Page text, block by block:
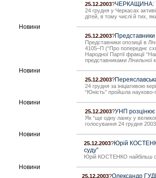
25.12.2003?ЧЕРКАЩИНА:
24 грудня у Черкасах
дітей, в тому числі й тих,
Новини
25.12.2003?Представники
Представники опозиції в
4105–П (“Про попереднє
Народної Партії фракції
представниками Лічильної
Новини
25.12.2003?
24 грудня за ініціативою
“Юність” пройшла науково-
Новини
25.12.2003?УНП розцінює
Як “ще одну ланку у
голосування 24 грудня 2003
Новини
25.12.2003?Юрій
суду”
Юрій КОСТЕНКО найбільш
Новини
25.12.2003?Олександр